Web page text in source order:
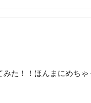
みた！！ほんまにめち